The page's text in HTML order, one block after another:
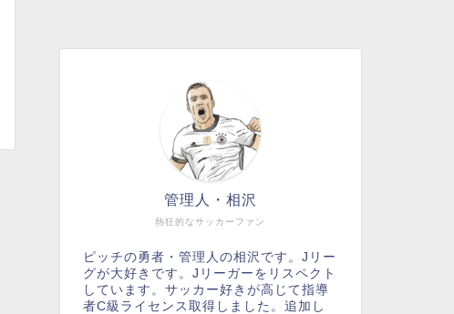
熱狂的なサッカーファン
管理人・相沢
ピッチの勇者・管理人の相沢です。Jリー
グが大好きです。Jリーガーをリスペクト
しています。サッカー好きが高じて指導
者C級ライセンス取得しました。追加し